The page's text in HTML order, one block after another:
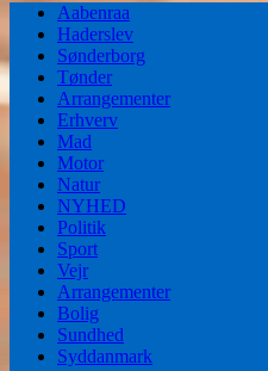
Aabenraa
Haderslev
Sønderborg
Tønder
Arrangementer
Erhverv
Mad
Motor
Natur
NYHED
Politik
Sport
Vejr
Arrangementer
Bolig
Sundhed
Syddanmark